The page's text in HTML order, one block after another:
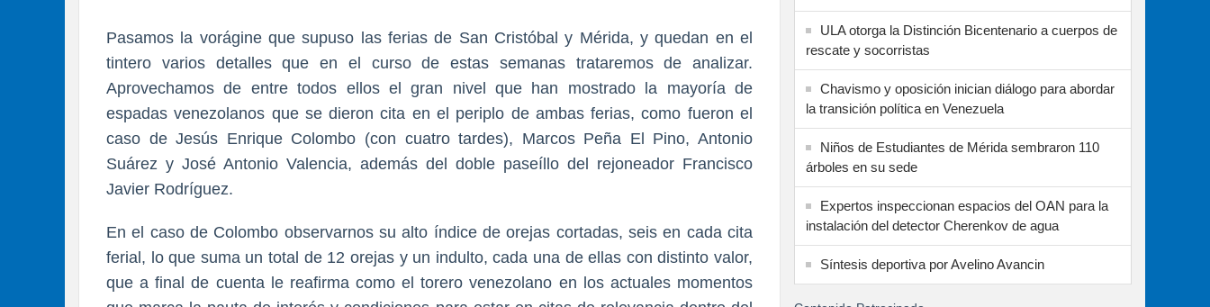
Pasamos la vorágine que supuso las ferias de San Cristóbal y Mérida, y quedan en el
tintero varios detalles que en el curso de estas semanas trataremos de analizar.
Aprovechamos de entre todos ellos el gran nivel que han mostrado la mayoría de
espadas venezolanos que se dieron cita en el periplo de ambas ferias, como fueron el
caso de Jesús Enrique Colombo (con cuatro tardes), Marcos Peña El Pino, Antonio
Suárez y José Antonio Valencia, además del doble paseíllo del rejoneador Francisco
Javier Rodríguez.
En el caso de Colombo observarnos su alto índice de orejas cortadas, seis en cada cita
ferial, lo que suma un total de 12 orejas y un indulto, cada una de ellas con distinto valor,
que a final de cuenta le reafirma como el torero venezolano en los actuales momentos
ULA otorga la Distinción Bicentenario a cuerpos de
rescate y socorristas
Chavismo y oposición inician diálogo para abordar
la transición política en Venezuela
Niños de Estudiantes de Mérida sembraron 110
árboles en su sede
Expertos inspeccionan espacios del OAN para la
instalación del detector Cherenkov de agua
Síntesis deportiva por Avelino Avancin